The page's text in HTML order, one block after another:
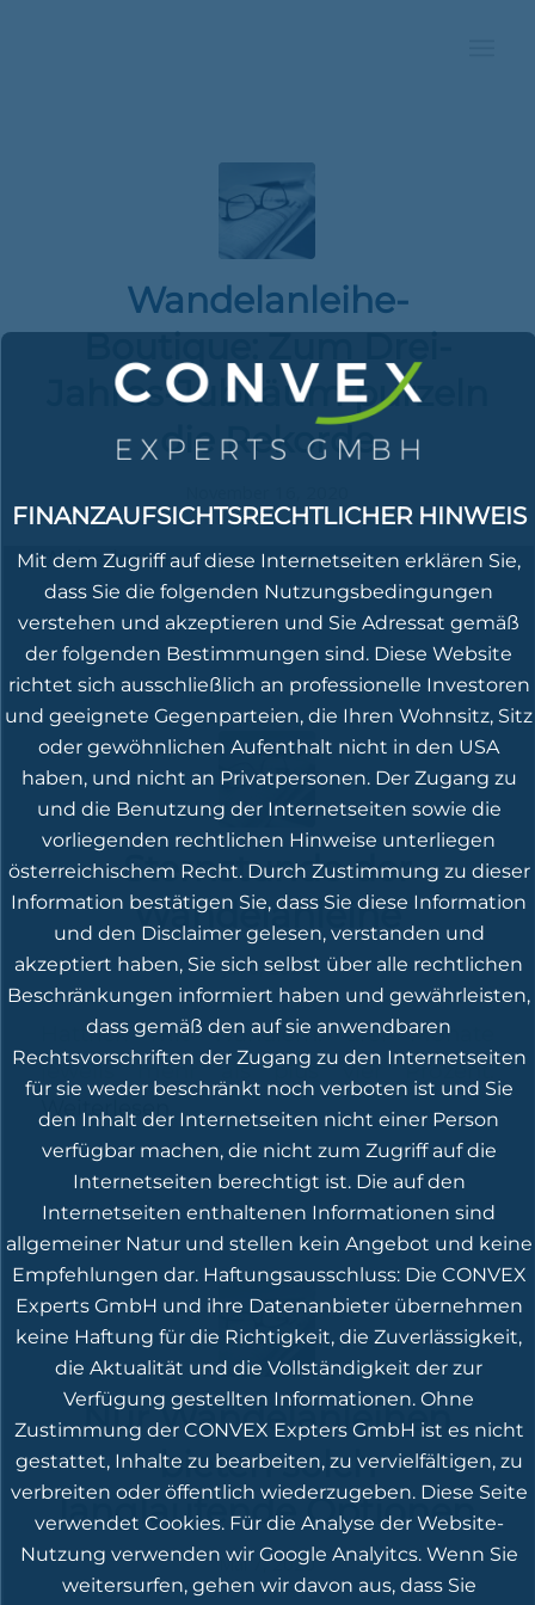
Wandelanleihe-
Boutique: Zum Drei-
Jahres-Jubiläum purzeln
die Rekorde
Weiterlesen
Sternstunde der
Wandelanleihe
Juli 6, 2020
Hattrick mit Wandlern: drei Monate
jeweils mehr als plus vier Prozent.
Weiterlesen
Nur Wandelanleihen
bieten solch
langlaufende Optionen
Mai 7, 2020
FINANZAUFSICHTSRECHTLICHER HINWEIS
Mit dem Zugriff auf diese Internetseiten erklären Sie,
dass Sie die folgenden Nutzungsbedingungen
verstehen und akzeptieren und Sie Adressat gemäß
der folgenden Bestimmungen sind. Diese Website
richtet sich ausschließlich an professionelle Investoren
und geeignete Gegenparteien, die Ihren Wohnsitz, Sitz
oder gewöhnlichen Aufenthalt nicht in den USA
haben, und nicht an Privatpersonen. Der Zugang zu
und die Benutzung der Internetseiten sowie die
vorliegenden rechtlichen Hinweise unterliegen
österreichischem Recht. Durch Zustimmung zu dieser
Information bestätigen Sie, dass Sie diese Information
und den Disclaimer gelesen, verstanden und
akzeptiert haben, Sie sich selbst über alle rechtlichen
Beschränkungen informiert haben und gewährleisten,
dass gemäß den auf sie anwendbaren
Rechtsvorschriften der Zugang zu den Internetseiten
für sie weder beschränkt noch verboten ist und Sie
den Inhalt der Internetseiten nicht einer Person
verfügbar machen, die nicht zum Zugriff auf die
Internetseiten berechtigt ist. Die auf den
Internetseiten enthaltenen Informationen sind
allgemeiner Natur und stellen kein Angebot und keine
Empfehlungen dar. Haftungsausschluss: Die CONVEX
Experts GmbH und ihre Datenanbieter übernehmen
keine Haftung für die Richtigkeit, die Zuverlässigkeit,
die Aktualität und die Vollständigkeit der zur
Verfügung gestellten Informationen. Ohne
Zustimmung der CONVEX Expters GmbH ist es nicht
gestattet, Inhalte zu bearbeiten, zu vervielfältigen, zu
verbreiten oder öffentlich wiederzugeben. Diese Seite
verwendet Cookies. Für die Analyse der Website-
Nutzung verwenden wir Google Analyitcs. Wenn Sie
weitersurfen, gehen wir davon aus, dass Sie